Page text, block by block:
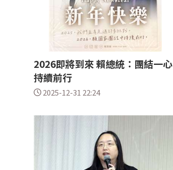
2026即將到來 賴總統：團結一心
持續前行
2025-12-31 22:24